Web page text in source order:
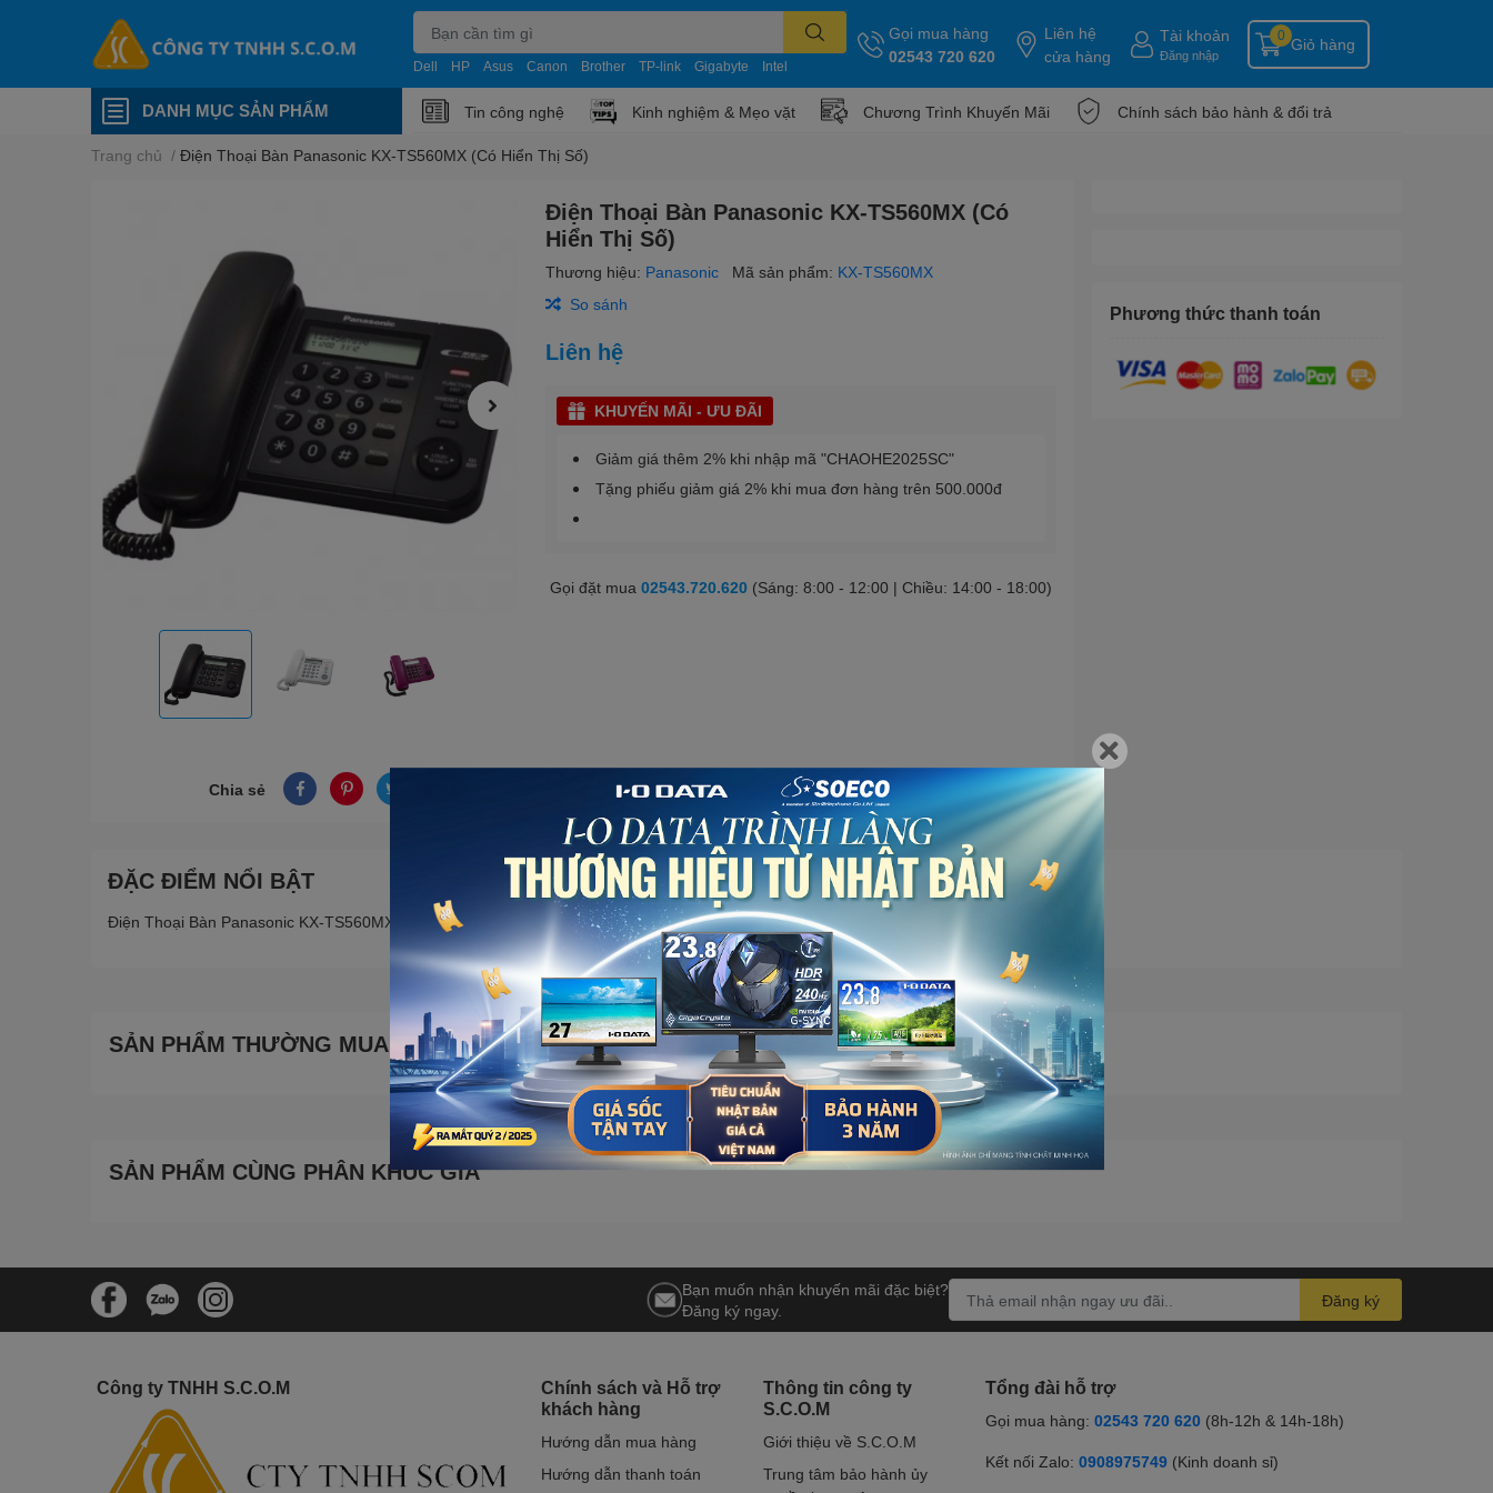
Dell HP Asus Canon Brother TP-link Gigabyte Intel
Gọi mua hàng
02543 720 620
Liên hệ
cửa hàng
Tài khoản
Đăng nhập
Giỏ hàng
0
DANH MỤC SẢN PHẨM Tin công nghệ Kinh nghiệm & Mẹo vặt Chương Trình Khuyến Mãi Chính sách bảo hành & đổi trả
Trang chủ / Điện Thoại Bàn Panasonic KX-TS560MX (Có Hiển Thị Số)
Chia sẻ
Điện Thoại Bàn Panasonic KX-TS560MX (Có
Hiển Thị Số)
Thương hiệu: Panasonic Mã sản phẩm: KX-TS560MX
So sánh
Liên hệ
KHUYẾN MÃI - ƯU ĐÃI
Giảm giá thêm 2% khi nhập mã "CHAOHE2025SC"
Tặng phiếu giảm giá 2% khi mua đơn hàng trên 500.000đ
Gọi đặt mua02543.720.620 (Sáng: 8:00 - 12:00 | Chiều: 14:00 - 18:00)
Phương thức thanh toán
ĐẶC ĐIỂM NỔI BẬT
Điện Thoại Bàn Panasonic KX-TS560MX (Có Hiển Thị Số)
SẢN PHẨM THƯỜNG MUA CÙNG
SẢN PHẨM CÙNG PHÂN KHÚC GIÁ
Bạn muốn nhận khuyến mãi đặc biệt?
Đăng ký ngay.
Đăng ký
Công ty TNHH S.C.O.M
Chính sách và Hỗ trợ
khách hàng
Hướng dẫn mua hàng
Hướng dẫn thanh toán
Thông tin công ty
S.C.O.M
Giới thiệu về S.C.O.M
Trung tâm bảo hành ủy
Tổng đài hỗ trợ
Gọi mua hàng: 02543 720 620 (8h-12h & 14h-18h)
Kết nối Zalo: 0908975749 (Kinh doanh sỉ)